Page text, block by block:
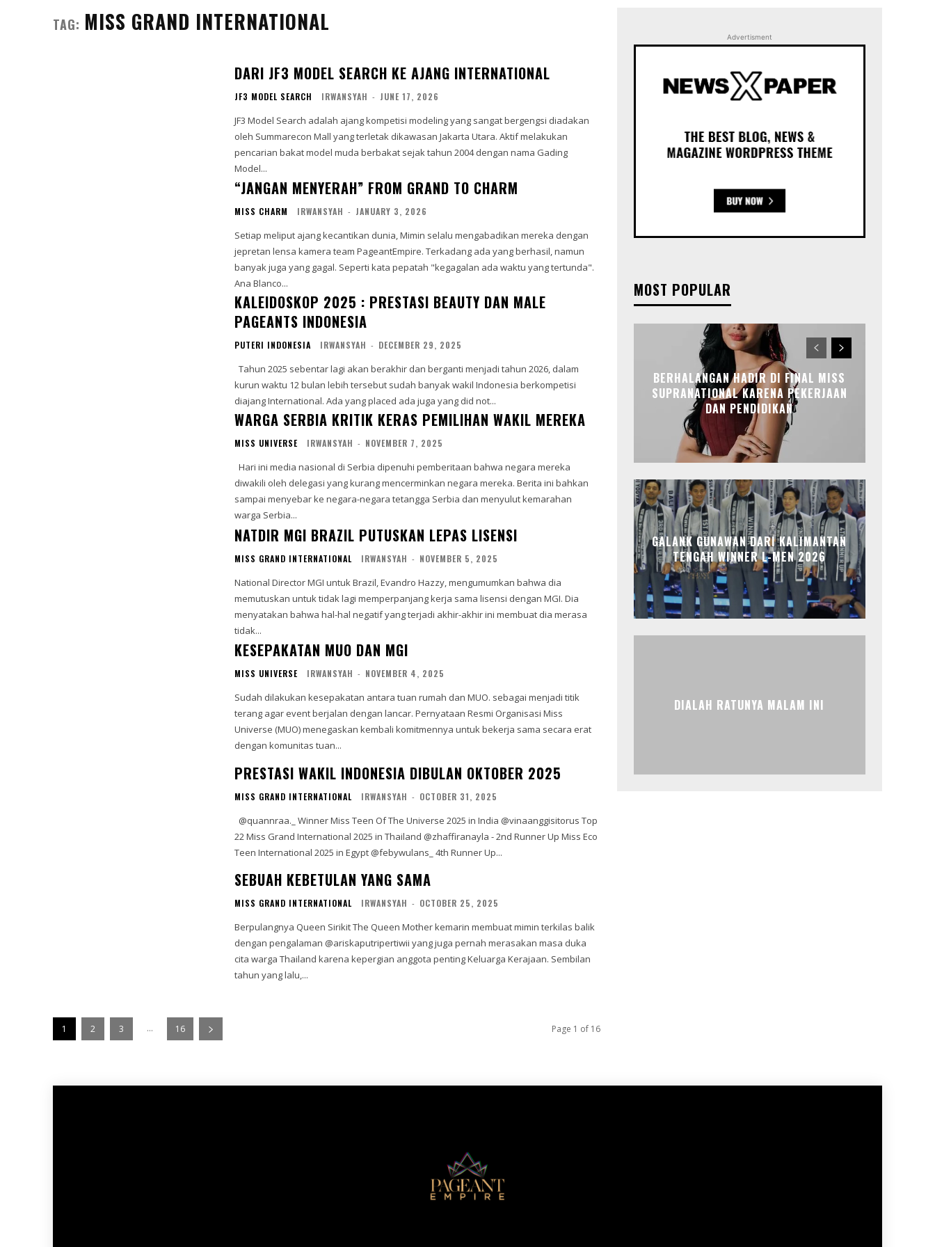
TAG: MISS GRAND INTERNATIONAL
DARI JF3 MODEL SEARCH KE AJANG INTERNATIONAL
JF3 MODEL SEARCH IRWANSYAH - JUNE 17, 2026
JF3 Model Search adalah ajang kompetisi modeling yang sangat bergengsi diadakan
oleh Summarecon Mall yang terletak dikawasan Jakarta Utara. Aktif melakukan
pencarian bakat model muda berbakat sejak tahun 2004 dengan nama Gading
Model...
“JANGAN MENYERAH” FROM GRAND TO CHARM
MISS CHARM IRWANSYAH - JANUARY 3, 2026
Setiap meliput ajang kecantikan dunia, Mimin selalu mengabadikan mereka dengan
jepretan lensa kamera team PageantEmpire. Terkadang ada yang berhasil, namun
banyak juga yang gagal. Seperti kata pepatah "kegagalan ada waktu yang tertunda".
Ana Blanco...
KALEIDOSKOP 2025 : PRESTASI BEAUTY DAN MALE
PAGEANTS INDONESIA
PUTERI INDONESIA IRWANSYAH - DECEMBER 29, 2025
kurun waktu 12 bulan lebih tersebut sudah banyak wakil Indonesia berkompetisi
diajang International. Ada yang placed ada juga yang did not...
WARGA SERBIA KRITIK KERAS PEMILIHAN WAKIL MEREKA
MISS UNIVERSE IRWANSYAH - NOVEMBER 7, 2025
diwakili oleh delegasi yang kurang mencerminkan negara mereka. Berita ini bahkan
sampai menyebar ke negara-negara tetangga Serbia dan menyulut kemarahan
warga Serbia...
NATDIR MGI BRAZIL PUTUSKAN LEPAS LISENSI
MISS GRAND INTERNATIONAL IRWANSYAH - NOVEMBER 5, 2025
National Director MGI untuk Brazil, Evandro Hazzy, mengumumkan bahwa dia
memutuskan untuk tidak lagi memperpanjang kerja sama lisensi dengan MGI. Dia
menyatakan bahwa hal-hal negatif yang terjadi akhir-akhir ini membuat dia merasa
tidak...
KESEPAKATAN MUO DAN MGI
MISS UNIVERSE IRWANSYAH - NOVEMBER 4, 2025
Sudah dilakukan kesepakatan antara tuan rumah dan MUO. sebagai menjadi titik
terang agar event berjalan dengan lancar. Pernyataan Resmi Organisasi Miss
Universe (MUO) menegaskan kembali komitmennya untuk bekerja sama secara erat
dengan komunitas tuan...
PRESTASI WAKIL INDONESIA DIBULAN OKTOBER 2025
MISS GRAND INTERNATIONAL IRWANSYAH - OCTOBER 31, 2025
22 Miss Grand International 2025 in Thailand @zhaffiranayla - 2nd Runner Up Miss Eco
Teen International 2025 in Egypt @febywulans_ 4th Runner Up...
SEBUAH KEBETULAN YANG SAMA
MISS GRAND INTERNATIONAL IRWANSYAH - OCTOBER 25, 2025
Berpulangnya Queen Sirikit The Queen Mother kemarin membuat mimin terkilas balik
dengan pengalaman @ariskaputripertiwii yang juga pernah merasakan masa duka
cita warga Thailand karena kepergian anggota penting Keluarga Kerajaan. Sembilan
tahun yang lalu,...
1 2 3 ... 16 Page 1 of 16
Advertisment
MOST POPULAR
BERHALANGAN HADIR DI FINAL MISS
SUPRANATIONAL KARENA PEKERJAAN
DAN PENDIDIKAN
GALANK GUNAWAN DARI KALIMANTAN
TENGAH WINNER L-MEN 2026
DIALAH RATUNYA MALAM INI